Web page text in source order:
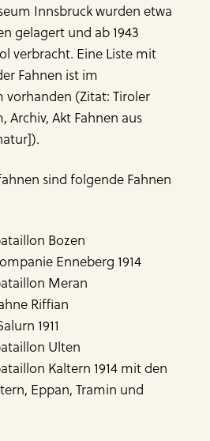
Innsbruck wurden etwa
gelagert und ab 1943
verbracht. Eine Liste mit
Fahnen ist im
vorhanden (Zitat: Tiroler
Archiv, Akt Fahnen aus
sind folgende Fahnen
Bozen
Enneberg 1914
Meran
Riffian
1911
Ulten
Kaltern 1914 mit den
Eppan, Tramin und